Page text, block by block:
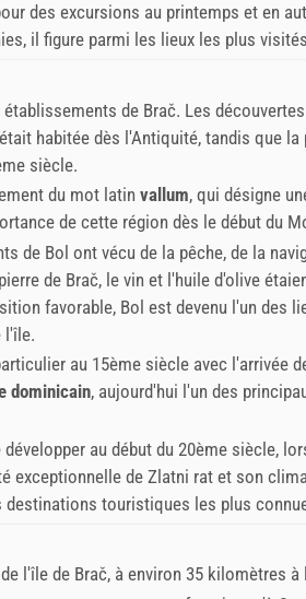
des excursions au printemps et en
il figure parmi les lieux les plus
de Brač. Les
habitée dès l'Antiquité, tandis que la
siècle.
du mot latin vallum, qui désigne
de cette région dès le début du
de Bol ont vécu de la pêche, de la
de Brač, le vin et l'huile d'olive
favorable, Bol est devenu l'un des
l'île.
au 15ème siècle avec l'arrivée
dominicain, aujourd'hui l'un des
au début du 20ème siècle,
exceptionnelle de Zlatni rat et son
destinations touristiques les plus
l'île de Brač, à environ 35 kilomètres à